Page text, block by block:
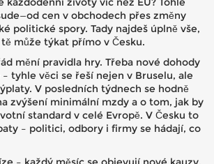
cen v obchodech přes změny
politické spory. Tady najdeš úplně vše,
může týkat přímo v Česku.
mění pravidla hry. Třeba nové dohody
tyhle věci se řeší nejen v Bruselu, ale
V posledních týdnech se hodně
zvýšení minimální mzdy a o tom, jak by
standard v celé Evropě. V Česku to
– politici, odbory i firmy se hádají, co